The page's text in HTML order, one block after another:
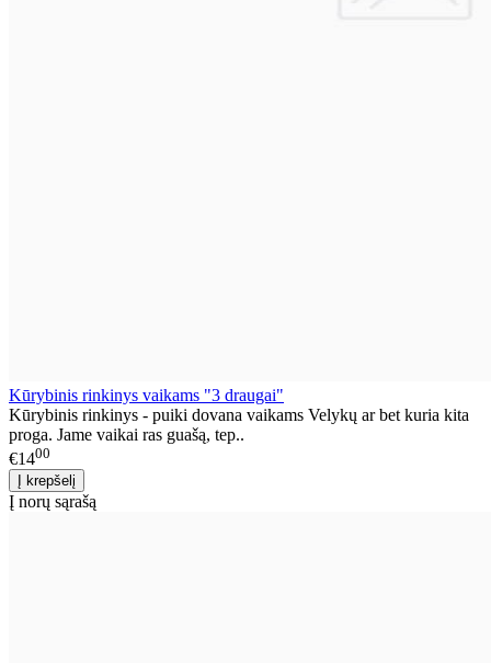
Kūrybinis rinkinys vaikams "3 draugai"
Kūrybinis rinkinys - puiki dovana vaikams Velykų ar bet kuria kita
proga. Jame vaikai ras guašą, tep..
€1400
Į norų sąrašą